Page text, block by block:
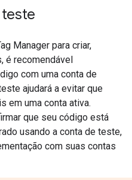
Manager para criar,
é recomendável
com uma conta de
ajudará a evitar que
em uma conta ativa.
que seu código está
usando a conta de teste,
com suas contas